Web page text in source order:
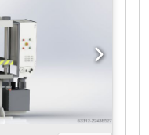
4 columnas – 163
a la venta una
del fabricante
de prensado de
una superficie de
mm, lo que la
conformado,